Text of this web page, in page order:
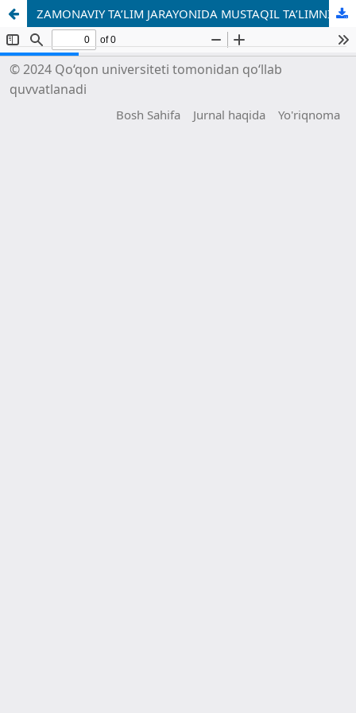
ZAMONAVIY TA’LIM JARAYONIDA MUSTAQIL TA’LIMNING AHAMIYATI
© 2024 Qo‘qon universiteti tomonidan qo‘llab
quvvatlanadi
Bosh Sahifa Jurnal haqida Yo'riqnoma